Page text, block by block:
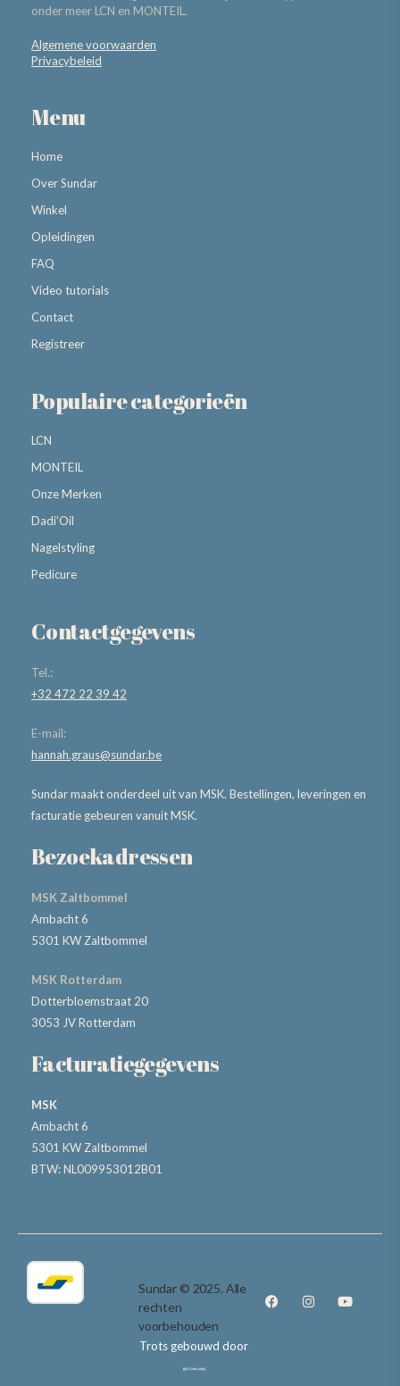
onder meer LCN en MONTEIL.
Algemene voorwaarden
Privacybeleid
Menu
Home
Over Sundar
Winkel
Opleidingen
FAQ
Video tutorials
Contact
Registreer
Populaire categorieën
LCN
MONTEIL
Onze Merken
Dadi’Oil
Nagelstyling
Pedicure
Contactgegevens
Tel.:
+32 472 22 39 42
E-mail:
hannah.graus@sundar.be
Sundar maakt onderdeel uit van MSK. Bestellingen, leveringen en
facturatie gebeuren vanuit MSK.
Bezoekadressen
MSK Zaltbommel
Ambacht 6
5301 KW Zaltbommel
MSK Rotterdam
Dotterbloemstraat 20
3053 JV Rotterdam
Facturatiegegevens
MSK
Ambacht 6
5301 KW Zaltbommel
BTW: NL009953012B01
Sundar © 2025. Alle
rechten
voorbehouden
Trots gebouwd door